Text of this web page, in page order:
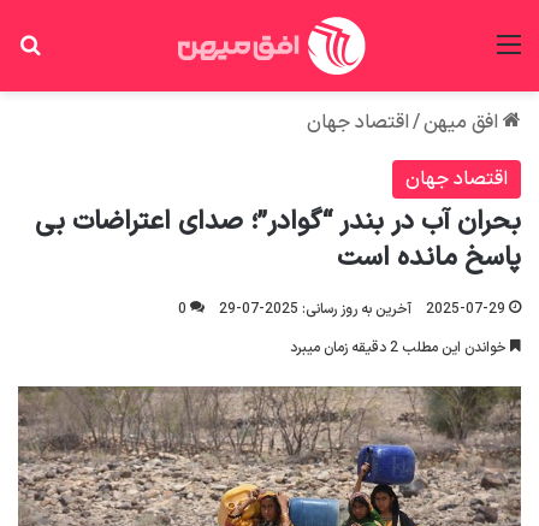
افق میهن/اقتصاد جهان
اقتصاد جهان
بحران آب در بندر “گوادر”؛ صدای اعتراضات بی
پاسخ مانده است
2025-07-29 آخرین به روز رسانی: 2025-07-29
0
خواندن این مطلب 2 دقیقه زمان میبرد